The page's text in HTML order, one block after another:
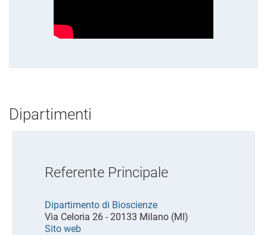
Dipartimenti
Referente Principale
Dipartimento di Bioscienze
Via Celoria 26 - 20133 Milano (MI)
Sito web